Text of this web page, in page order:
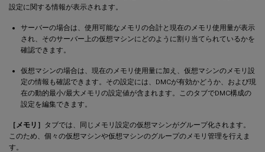
設定に関する情報が表示されます。
サーバーの場合は、使用可能なメモリの合計と現在のメモリ使用量が表示
され、そのサーバー上の仮想マシンにどのように割り当てられているかを
確認できます。
仮想マシンの場合は、現在のメモリ使用量に加え、仮想マシンのメモリ設
定の情報も確認できます。その設定には、DMCが有効かどうか、および現
在の動的最小/最大メモリの設定値が含まれます。このタブでDMC構成の
設定を編集できます。
［メモリ］ タブでは、同じメモリ設定の仮想マシンがグループ化されます。
このため、個々の仮想マシンや仮想マシンのグループのメモリ管理を行えま
す。